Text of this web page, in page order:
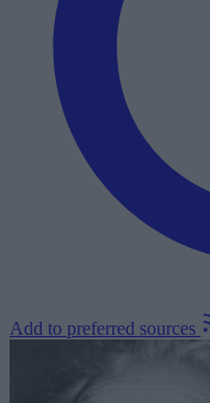
Add to preferred sources